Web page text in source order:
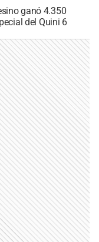
ganó 4.350
del Quini 6